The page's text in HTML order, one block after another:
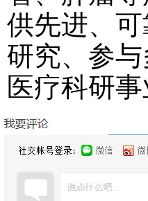
供先进、
研究、参
医疗科研